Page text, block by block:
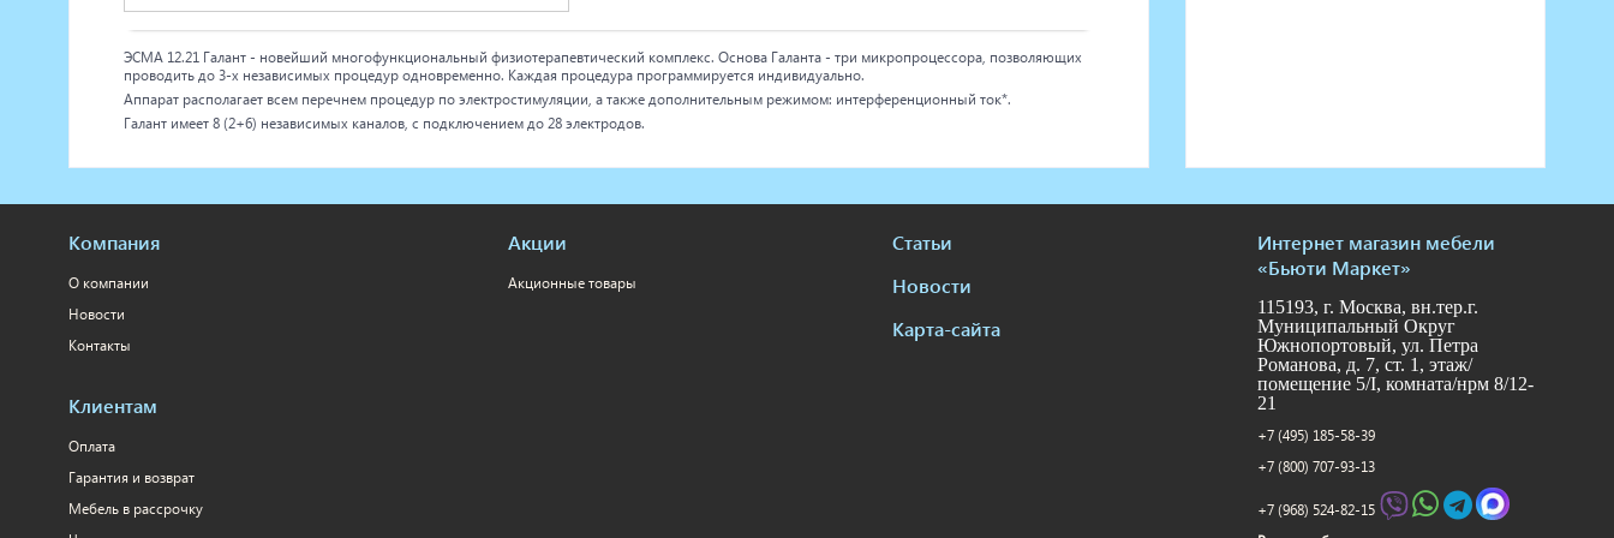
ЭСМА 12.21 Галант - новейший многофункциональный физиотерапевтический комплекс. Основа Галанта - три микропроцессора, позволяющих
проводить до 3-х независимых процедур одновременно. Каждая процедура программируется индивидуально.
Аппарат располагает всем перечнем процедур по электростимуляции, а также дополнительным режимом: интерференционный ток*.
Галант имеет 8 (2+6) независимых каналов, с подключением до 28 электродов.
Компания
О компании
Новости
Контакты
Клиентам
Оплата
Гарантия и возврат
Мебель в рассрочку
Акции
Акционные товары
Статьи
Новости
Карта-сайта
Интернет магазин мебели
«Бьюти Маркет»
115193, г. Москва, вн.тер.г.
Муниципальный Округ
Южнопортовый, ул. Петра
Романова, д. 7, ст. 1, этаж/
помещение 5/I, комната/нрм 8/12-
21
+7 (495) 185-58-39
+7 (800) 707-93-13
+7 (968) 524-82-15